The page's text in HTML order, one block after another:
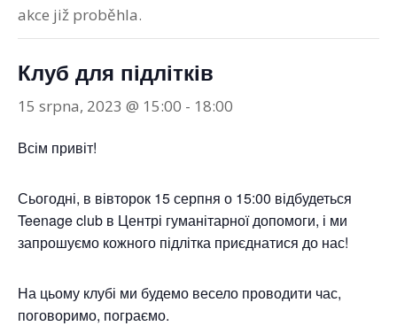
akce již proběhla.
Клуб для підлітків
15 srpna, 2023 @ 15:00 - 18:00
Всім привіт!
Сьогодні, в вівторок 15 серпня о 15:00 відбудеться
Teenage club в Центрі гуманітарної допомоги, і ми
запрошуємо кожного підлітка приєднатися до нас!
На цьому клубі ми будемо весело проводити час,
поговоримо, пограємо.